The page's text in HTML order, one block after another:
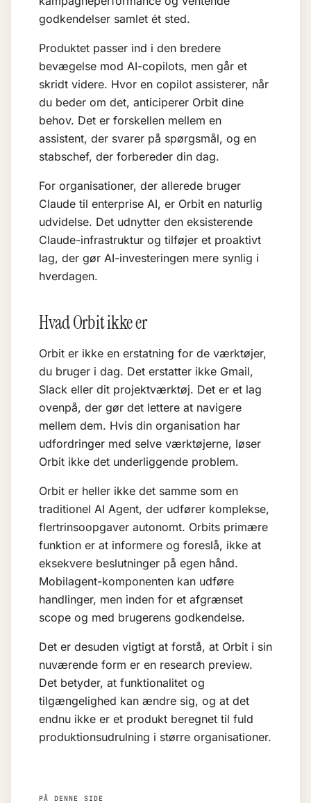
godkendelser samlet ét sted.
Produktet passer ind i den bredere
bevægelse mod AI-copilots, men går et
skridt videre. Hvor en copilot assisterer, når
du beder om det, anticiperer Orbit dine
behov. Det er forskellen mellem en
assistent, der svarer på spørgsmål, og en
stabschef, der forbereder din dag.
For organisationer, der allerede bruger
Claude til enterprise AI, er Orbit en naturlig
udvidelse. Det udnytter den eksisterende
Claude-infrastruktur og tilføjer et proaktivt
lag, der gør AI-investeringen mere synlig i
hverdagen.
Hvad Orbit ikke er
Orbit er ikke en erstatning for de værktøjer,
du bruger i dag. Det erstatter ikke Gmail,
Slack eller dit projektværktøj. Det er et lag
ovenpå, der gør det lettere at navigere
mellem dem. Hvis din organisation har
udfordringer med selve værktøjerne, løser
Orbit ikke det underliggende problem.
Orbit er heller ikke det samme som en
traditionel AI Agent, der udfører komplekse,
flertrinsoopgaver autonomt. Orbits primære
funktion er at informere og foreslå, ikke at
eksekvere beslutninger på egen hånd.
Mobilagent-komponenten kan udføre
handlinger, men inden for et afgrænset
scope og med brugerens godkendelse.
Det er desuden vigtigt at forstå, at Orbit i sin
nuværende form er en research preview.
Det betyder, at funktionalitet og
tilgængelighed kan ændre sig, og at det
endnu ikke er et produkt beregnet til fuld
produktionsudrulning i større organisationer.
PÅ DENNE SIDE